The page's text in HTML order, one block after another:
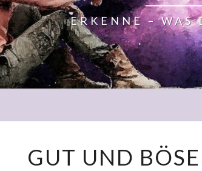
ERKENNE –
UND
GUT UND BÖSE